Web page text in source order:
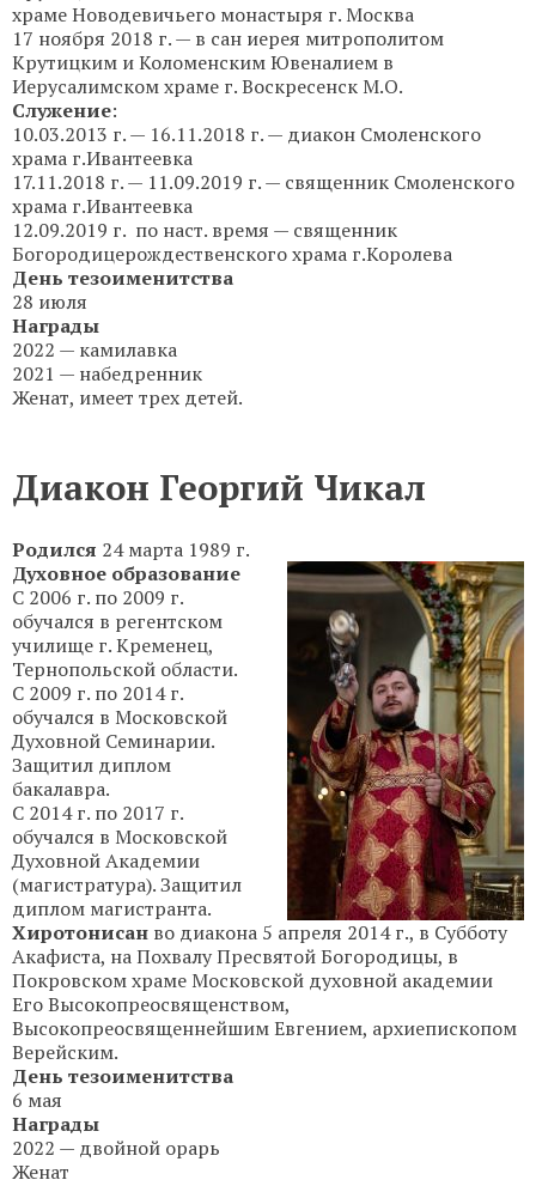
храме Новодевичьего монастыря г. Москва
17 ноября 2018 г. — в сан иерея митрополитом
Крутицким и Коломенским Ювеналием в
Иерусалимском храме г. Воскресенск М.О.
Служение:
10.03.2013 г. — 16.11.2018 г. — диакон Смоленского
храма г.Ивантеевка
17.11.2018 г. — 11.09.2019 г. — священник Смоленского
храма г.Ивантеевка
12.09.2019 г. по наст. время — священник
Богородицерождественского храма г.Королева
День тезоименитства
28 июля
Награды
2022 — камилавка
2021 — набедренник
Женат, имеет трех детей.
Диакон Георгий Чикал
Родился 24 марта 1989 г.
Духовное образование
С 2006 г. по 2009 г.
обучался в регентском
училище г. Кременец,
Тернопольской области.
С 2009 г. по 2014 г.
обучался в Московской
Духовной Семинарии.
Защитил диплом
бакалавра.
С 2014 г. по 2017 г.
обучался в Московской
Духовной Академии
(магистратура). Защитил
диплом магистранта.
Хиротонисан во диакона 5 апреля 2014 г., в Субботу
Акафиста, на Похвалу Пресвятой Богородицы, в
Покровском храме Московской духовной академии
Его Высокопреосвященством,
Высокопреосвященнейшим Евгением, архиепископом
Верейским.
День тезоименитства
6 мая
Награды
2022 — двойной орарь
Женат